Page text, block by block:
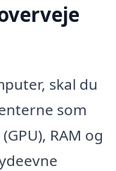
skal du
som
RAM og